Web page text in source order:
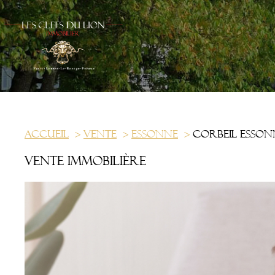
Accueil Vente Essonne Corbeil
Vente immobilière